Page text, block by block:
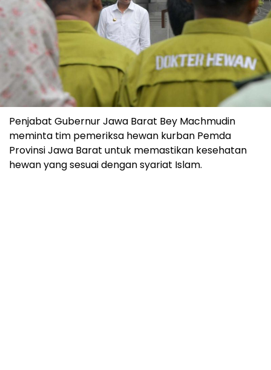
Penjabat Gubernur Jawa Barat Bey Machmudin
meminta tim pemeriksa hewan kurban Pemda
Provinsi Jawa Barat untuk memastikan kesehatan
hewan yang sesuai dengan syariat Islam.